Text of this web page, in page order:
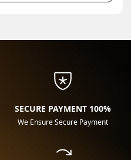
100% SECURE PAYMENT
We Ensure Secure Payment